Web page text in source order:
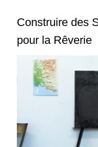
Construire des
pour la Rêverie